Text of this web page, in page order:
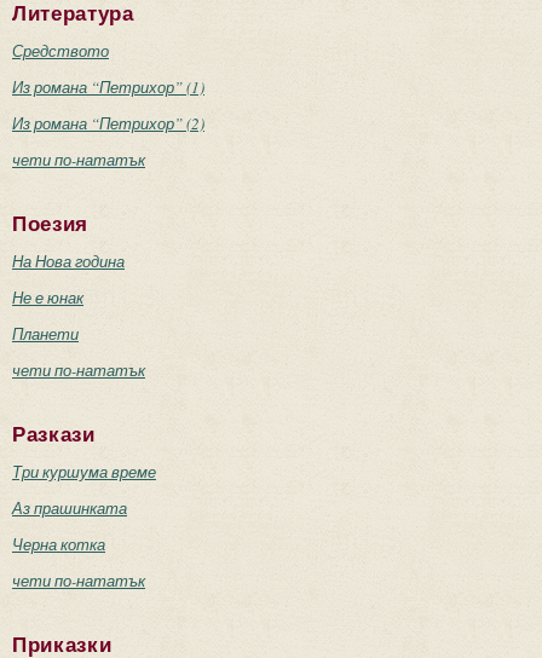
Литература
Средството
Из романа “Петрихор” (1)
Из романа “Петрихор” (2)
чети по-нататък
Поезия
На Нова година
Не е юнак
Планети
чети по-нататък
Разкази
Три куршума време
Аз прашинката
Черна котка
чети по-нататък
Приказки